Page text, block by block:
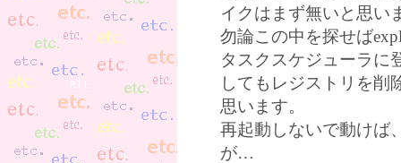
イクはまず無いと思い
勿論この中を探せば
タスクスケジューラに
してもレジストリを削
思います。
再起動しないで動けば
が…